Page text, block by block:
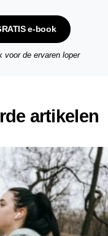
e-book
voor de ervaren loper
artikelen